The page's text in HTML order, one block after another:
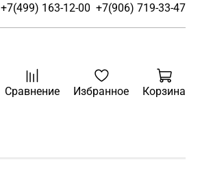
+7(499) 163-12-00 +7(906) 719-33-47
Сравнение Избранное Корзина